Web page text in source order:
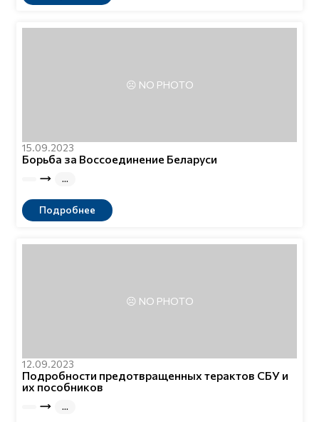
15.09.2023
Борьба за Воссоединение Беларуси
Подробнее
12.09.2023
Подробности предотвращенных терактов СБУ и
их пособников